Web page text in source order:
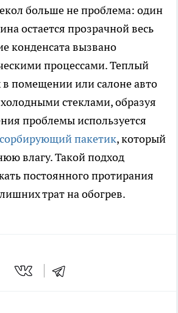
больше не проблема: один
остается прозрачной весь
конденсата вызвано
процессами. Теплый
помещении или салоне авто
холодными стеклами, образуя
проблемы используется
пакетик, который
влагу. Такой подход
постоянного протирания
трат на обогрев.